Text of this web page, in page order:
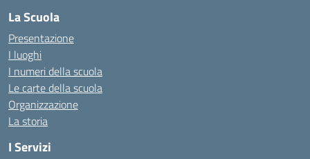
La Scuola
Presentazione
I luoghi
I numeri della scuola
Le carte della scuola
Organizzazione
La storia
I Servizi